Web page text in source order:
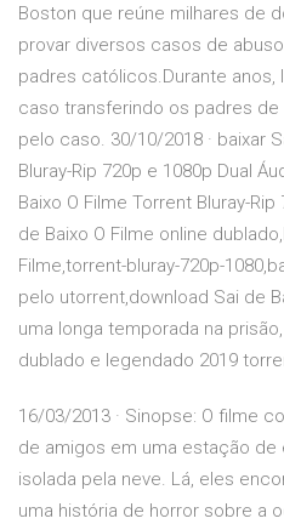
Boston que reúne milhares de
provar diversos casos de
padres católicos.Durante
caso transferindo os padres de
pelo caso. 30/10/2018 · baixar
Bluray-Rip 720p e 1080p Dual
Baixo O Filme Torrent Bluray-
de Baixo O Filme online
Filme,torrent-bluray-720p-
pelo utorrent,download Sai de
uma longa temporada na
dublado e legendado 2019
16/03/2013 · Sinopse: O filme
de amigos em uma estação
isolada pela neve. Lá, eles
uma história de horror sobre a